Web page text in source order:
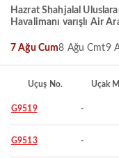
Hazrat Shahjalal
Havalimanı varışlı Air
7 Ağu Cum8 Ağu Cmt9
Uçuş No. Uçak
G9519 -
G9513 -